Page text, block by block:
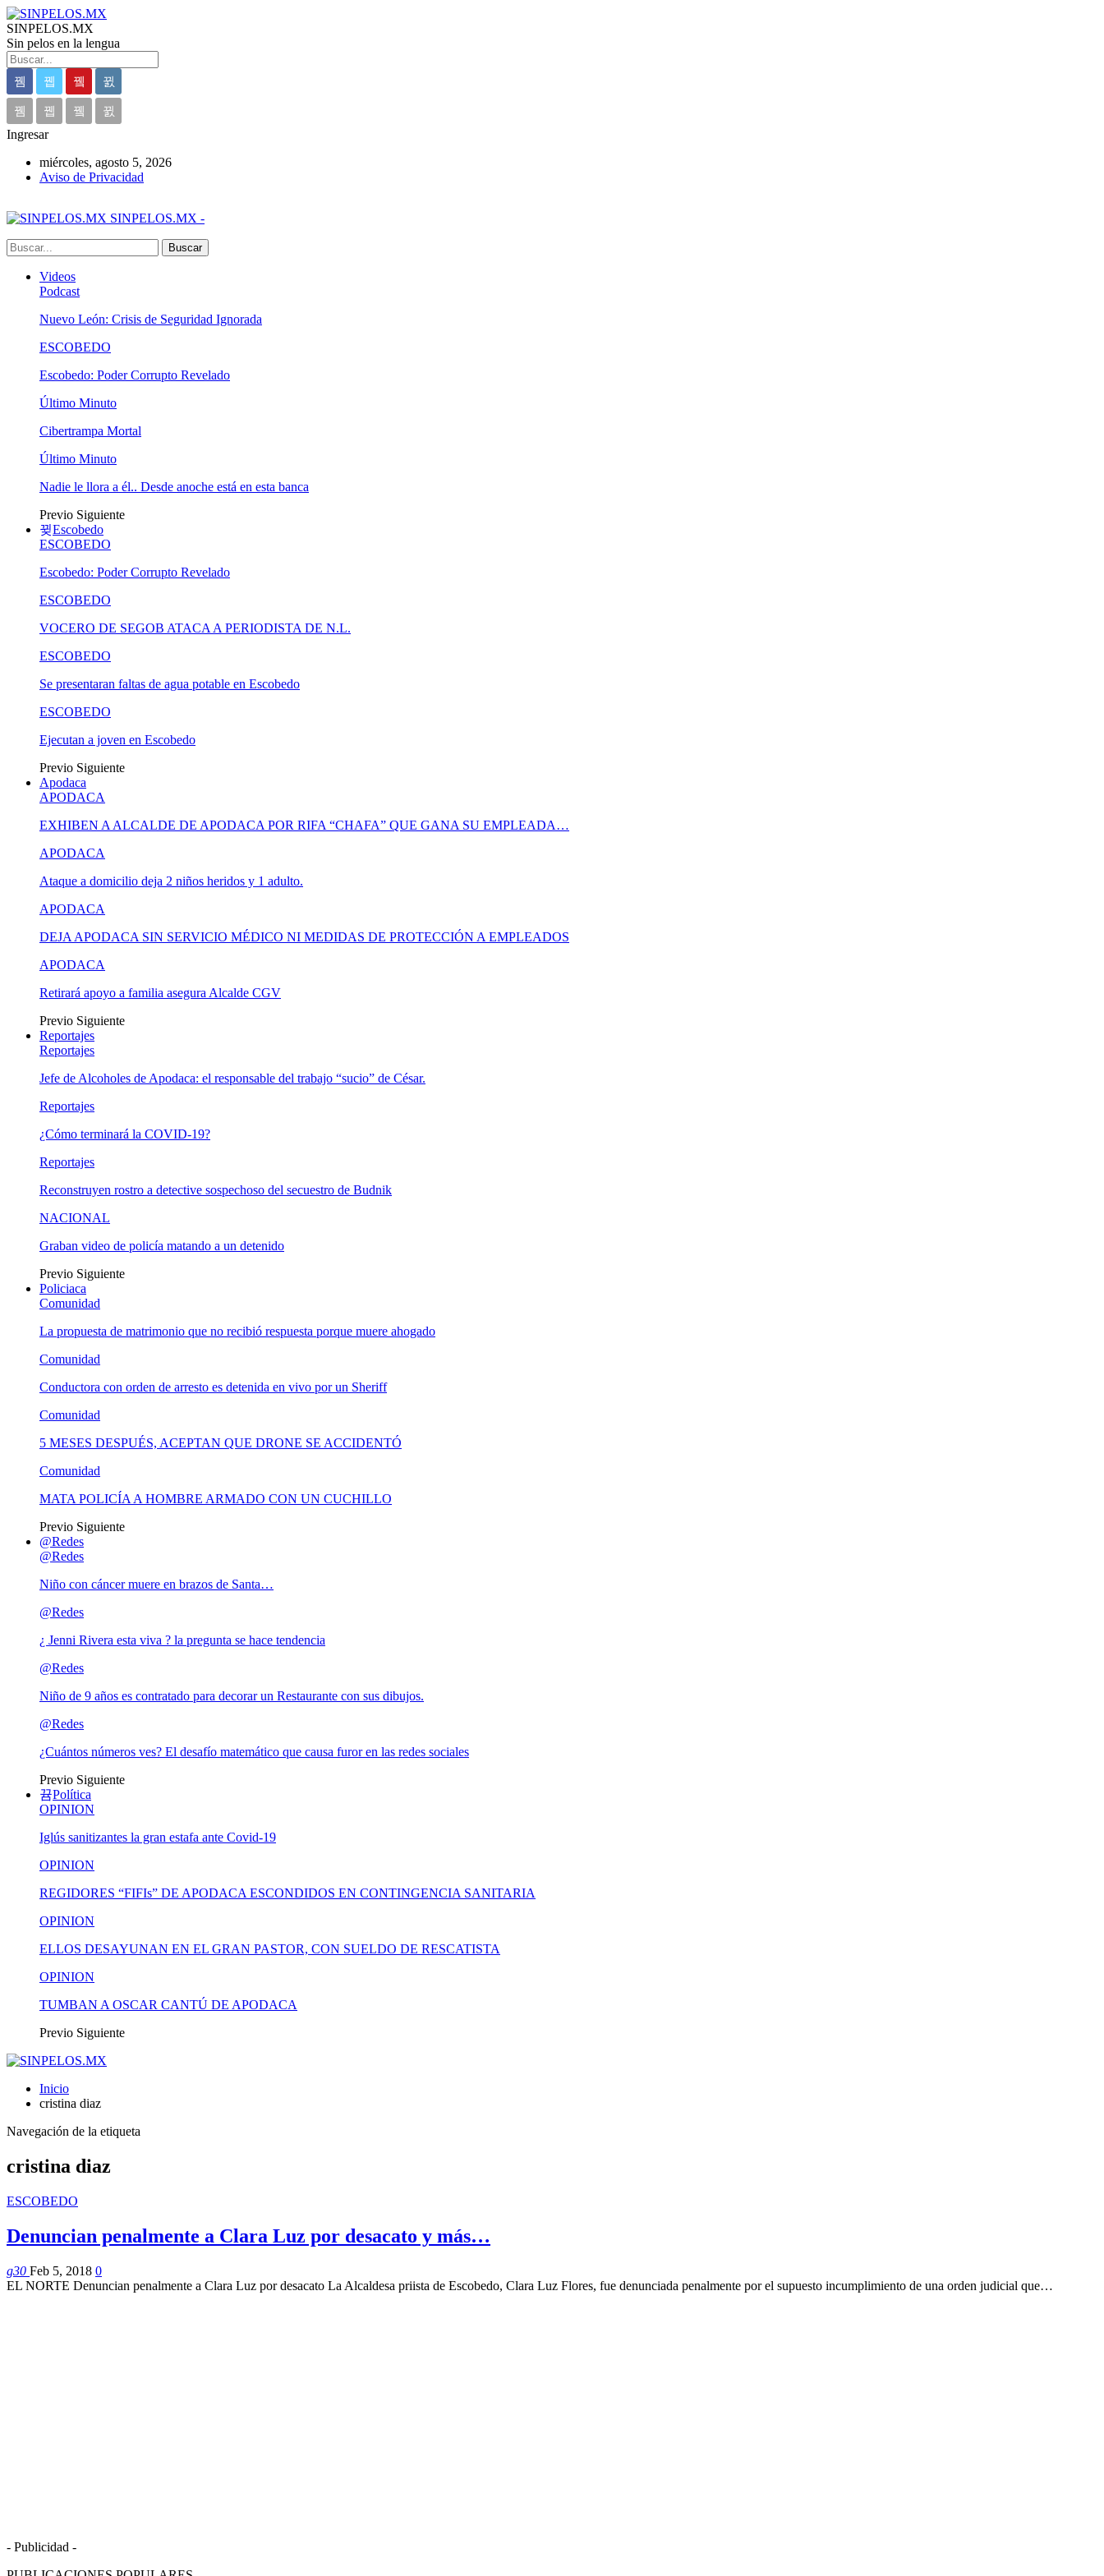
SINPELOS.MX
Sin pelos en la lengua
Ingresar
miércoles, agosto 5, 2026
Aviso de Privacidad
SINPELOS.MX -
Videos
Podcast
Nuevo León: Crisis de Seguridad Ignorada
ESCOBEDO
Escobedo: Poder Corrupto Revelado
Último Minuto
Cibertrampa Mortal
Último Minuto
Nadie le llora a él.. Desde anoche está en esta banca
Previo Siguiente
Escobedo
ESCOBEDO
Escobedo: Poder Corrupto Revelado
ESCOBEDO
VOCERO DE SEGOB ATACA A PERIODISTA DE N.L.
ESCOBEDO
Se presentaran faltas de agua potable en Escobedo
ESCOBEDO
Ejecutan a joven en Escobedo
Previo Siguiente
Apodaca
APODACA
EXHIBEN A ALCALDE DE APODACA POR RIFA “CHAFA” QUE GANA SU EMPLEADA…
APODACA
Ataque a domicilio deja 2 niños heridos y 1 adulto.
APODACA
DEJA APODACA SIN SERVICIO MÉDICO NI MEDIDAS DE PROTECCIÓN A EMPLEADOS
APODACA
Retirará apoyo a familia asegura Alcalde CGV
Previo Siguiente
Reportajes
Reportajes
Jefe de Alcoholes de Apodaca: el responsable del trabajo “sucio” de César.
Reportajes
¿Cómo terminará la COVID-19?
Reportajes
Reconstruyen rostro a detective sospechoso del secuestro de Budnik
NACIONAL
Graban video de policía matando a un detenido
Previo Siguiente
Policiaca
Comunidad
La propuesta de matrimonio que no recibió respuesta porque muere ahogado
Comunidad
Conductora con orden de arresto es detenida en vivo por un Sheriff
Comunidad
5 MESES DESPUÉS, ACEPTAN QUE DRONE SE ACCIDENTÓ
Comunidad
MATA POLICÍA A HOMBRE ARMADO CON UN CUCHILLO
Previo Siguiente
@Redes
@Redes
Niño con cáncer muere en brazos de Santa…
@Redes
¿ Jenni Rivera esta viva ? la pregunta se hace tendencia
@Redes
Niño de 9 años es contratado para decorar un Restaurante con sus dibujos.
@Redes
¿Cuántos números ves? El desafío matemático que causa furor en las redes sociales
Previo Siguiente
Política
OPINION
Iglús sanitizantes la gran estafa ante Covid-19
OPINION
REGIDORES “FIFIs” DE APODACA ESCONDIDOS EN CONTINGENCIA SANITARIA
OPINION
ELLOS DESAYUNAN EN EL GRAN PASTOR, CON SUELDO DE RESCATISTA
OPINION
TUMBAN A OSCAR CANTÚ DE APODACA
Previo Siguiente
Inicio
cristina diaz
Navegación de la etiqueta
cristina diaz
ESCOBEDO
Denuncian penalmente a Clara Luz por desacato y más…
g30 Feb 5, 2018 0
EL NORTE Denuncian penalmente a Clara Luz por desacato La Alcaldesa priista de Escobedo, Clara Luz Flores, fue denunciada penalmente por el supuesto incumplimiento de una orden judicial que…
- Publicidad -